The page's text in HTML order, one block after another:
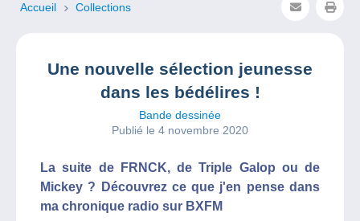
Accueil Collections
Une nouvelle sélection jeunesse
dans les bédélires !
Bande dessinée
Publié le 4 novembre 2020
La suite de FRNCK, de Triple Galop ou de
Mickey ? Découvrez ce que j'en pense dans
ma chronique radio sur BXFM